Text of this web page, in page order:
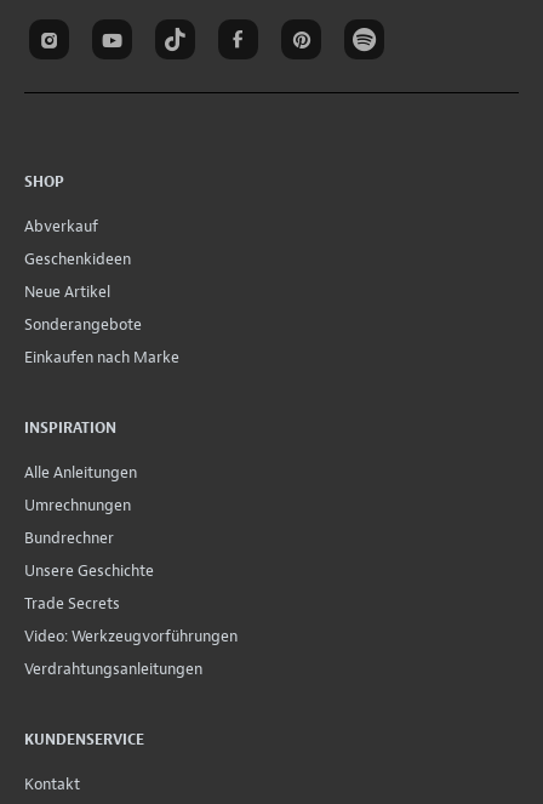
SHOP
Abverkauf
Geschenkideen
Neue Artikel
Sonderangebote
Einkaufen nach Marke
INSPIRATION
Alle Anleitungen
Umrechnungen
Bundrechner
Unsere Geschichte
Trade Secrets
Video: Werkzeugvorführungen
Verdrahtungsanleitungen
KUNDENSERVICE
Kontakt